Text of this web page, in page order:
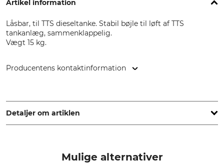
Artikel information
Låsbar, til TTS dieseltanke. Stabil bøjle til løft af TTS
tankanlæg, sammenklappelig.
Vægt 15 kg.
Producentens kontaktinformation
Södertälje, Sweden, transport.tank@telia.com
Detaljer om artiklen
Mulige alternativer